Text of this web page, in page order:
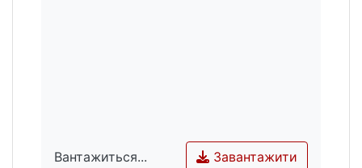
Вантажиться...
Завантажити